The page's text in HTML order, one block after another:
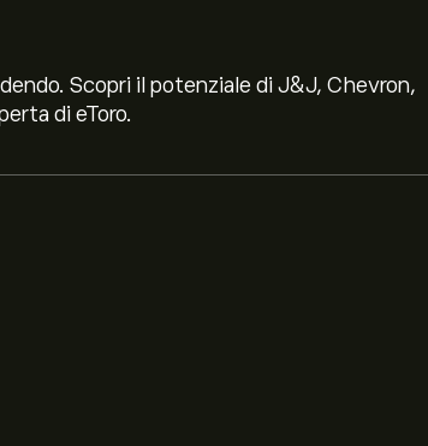
Scopri il potenziale di J&J, Chevron,
di eToro.